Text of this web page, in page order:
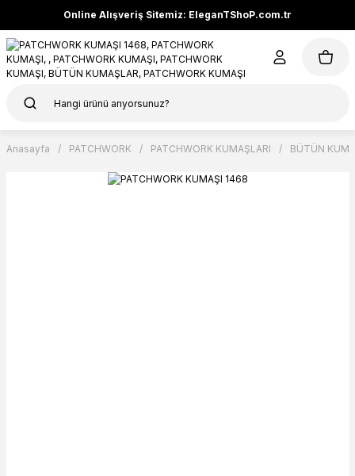
Online Alışveriş Sitemiz: EleganTShoP.com.tr
Anasayfa PATCHWORK PATCHWORK KUMAŞLARI BÜTÜN